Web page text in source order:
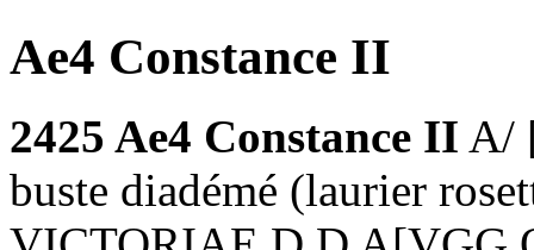
Ae4 Constance II
2425 Ae4 Constance II A/
buste diadémé (laurier